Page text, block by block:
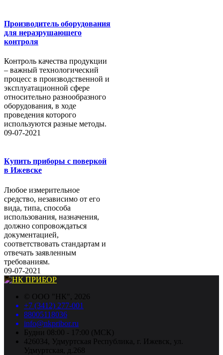
Производитель оборудования
для неразрушающего
контроля
Контроль качества продукции
– важный технологический
процесс в производственной и
эксплуатационной сфере
относительно разнообразного
оборудования, в ходе
проведения которого
используются разные методы.
09-07-2021
Купить приборы с поверкой
в Ижевске
Любое измерительное
средство, независимо от его
вида, типа, способа
использования, назначения,
должно сопровождаться
документацией,
соответствовать стандартам и
отвечать заявленным
требованиям.
09-07-2021
© ООО "НК", 2026
+7 (3412) 277-001
88005118036
info@nkpribor.ru
Будни 08:00 - 17:00 (МСК)
426034, Удмуртская Республика, г. Ижевск, ул.
Удмуртская, д.268